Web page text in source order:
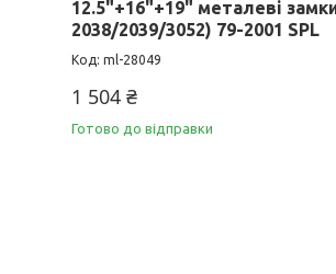
12.5"+16"+19" металеві
2038/2039/3052) 79-2001 SPL
ml-28049
1 504 ₴
Готово до відправки